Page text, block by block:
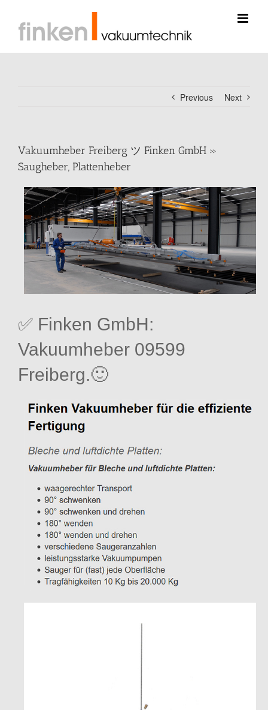
content
Previous Next
Vakuumheber Freiberg ツ Finken GmbH »
Saugheber, Plattenheber
✅ Finken GmbH:
Vakuumheber 09599
Freiberg.🙂